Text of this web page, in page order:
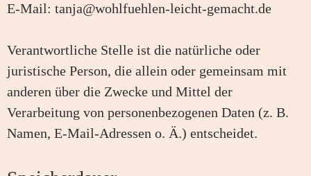
E-Mail: tanja@wohlfuehlen-leicht-gemacht.de
Verantwortliche Stelle ist die natürliche oder
juristische Person, die allein oder gemeinsam mit
anderen über die Zwecke und Mittel der
Verarbeitung von personenbezogenen Daten (z. B.
Namen, E-Mail-Adressen o. Ä.) entscheidet.